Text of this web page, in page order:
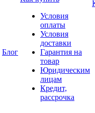
Блог
Условия
оплаты
Условия
доставки
Гарантия на
товар
Юридическим
лицам
Кредит,
рассрочка